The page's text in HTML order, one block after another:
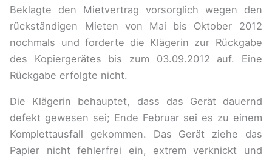
Beklagte den Mietvertrag vorsorglich wegen den
rückständigen Mieten von Mai bis Oktober 2012
nochmals und forderte die Klägerin zur Rückgabe
des Kopiergerätes bis zum 03.09.2012 auf. Eine
Rückgabe erfolgte nicht.
Die Klägerin behauptet, dass das Gerät dauernd
defekt gewesen sei; Ende Februar sei es zu einem
Komplettausfall gekommen. Das Gerät ziehe das
Papier nicht fehlerfrei ein, extrem verknickt und